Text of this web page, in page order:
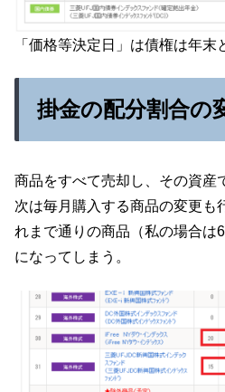
「価格等決定日」は債権は年末
掛金の配分割合の
商品をすべて売却し、その資産
次は毎月購入する商品の変更も
れまで通りの商品（私の場合は
になってしまう。